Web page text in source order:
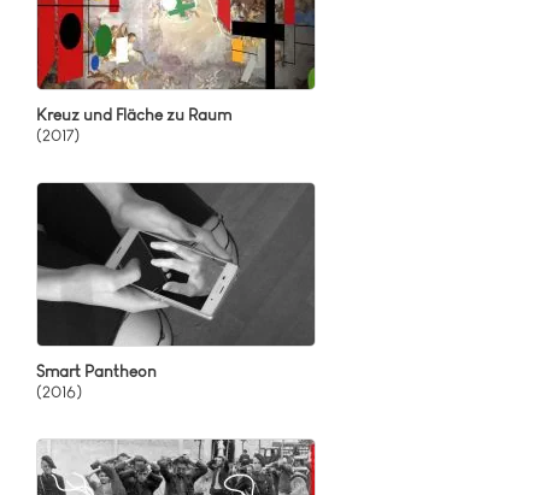
Kreuz und Fläche zu Raum
(2017)
Smart Pantheon
(2016)